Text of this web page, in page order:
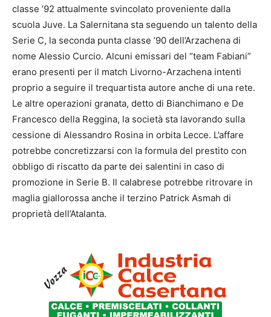
classe ’92 attualmente svincolato proveniente dalla
scuola Juve. La Salernitana sta seguendo un talento della
Serie C, la seconda punta classe ’90 dell’Arzachena di
nome Alessio Curcio. Alcuni emissari del “team Fabiani”
erano presenti per il match Livorno-Arzachena intenti
proprio a seguire il trequartista autore anche di una rete.
Le altre operazioni granata, detto di Bianchimano e De
Francesco della Reggina, la società sta lavorando sulla
cessione di Alessandro Rosina in orbita Lecce. L’affare
potrebbe concretizzarsi con la formula del prestito con
obbligo di riscatto da parte dei salentini in caso di
promozione in Serie B. Il calabrese potrebbe ritrovare in
maglia giallorossa anche il terzino Patrick Asmah di
proprietà dell’Atalanta.